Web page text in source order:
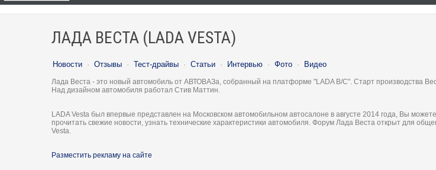
ЛАДА ВЕСТА (LADA VESTA)
Новости · Отзывы · Тест-драйвы · Статьи · Интервью · Фото · Видео
Лада Веста - это новый автомобиль от АВТОВАЗа, собранный на платформе "LADA B/C". Старт производства
Над дизайном автомобиля работал Стив Маттин.
LADA Vesta был впервые представлен на Московском автомобильном автосалоне в августе 2014 года, Вы
прочитать свежие новости, узнать технические характеристики автомобиля. Форум Лада Веста открыт для
Vesta.
Разместить рекламу на сайте